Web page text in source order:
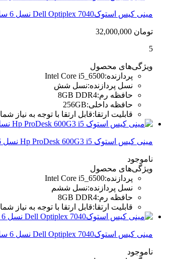
مینی کیس استوکDell Optiplex 7040 نسل 6 سایز USFF
تومان
5
ویژگی‌های محصول
پردازنده:
Intel Core i5_6500
نسل پردازنده:نسل شش
حافظه رم:
8GB DDR4
حافظه داخلی:
256GB
قابلیت ارتقا:قابل ارتقا با توجه به نیاز شما
مینی کیس استوک Hp ProDesk 600G3 i5 نسل 6 سایز USFF
ناموجود
ویژگی‌های محصول
پردازنده:
Intel Core i5_6500
نسل پردازنده:نسل ششم
حافظه رم:
8GB DDR4
قابلیت ارتقا:قابل ارتقا با توجه به نیاز شما
مینی کیس استوکDell Optiplex 7040 نسل 6 سایز USFF
ناموجود